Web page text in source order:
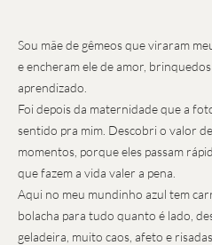
Sou mãe de gêmeos que viraram
e encheram ele de amor,
aprendizado.
Foi depois da maternidade que a
sentido pra mim. Descobri o valor
momentos, porque eles passam
que fazem a vida valer a pena.
Aqui no meu mundinho azul tem
bolacha para tudo quanto é lado,
geladeira, muito caos, afeto e